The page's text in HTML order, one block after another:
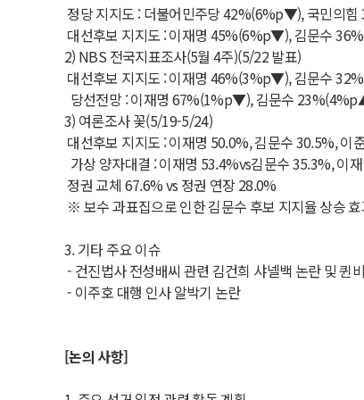
정당 지지도 : 더불어민주당 42%(6%p▼), 국민의
대선후보 지지도 : 이재명 45%(6%p▼), 김문수
2) NBS 전국지표조사(5월 4주)(5/22 발표)
대선후보 지지도 : 이재명 46%(3%p▼), 김문수
당선전망 : 이재명 67%(1%p▼), 김문수
3) 여론조사 꽃(5/19-5/24)
대선후보 지지도 : 이재명 50.0%, 김문수 30.5%, 이
가상 양자대결 : 이재명 53.4%vs김문수 35.3%, 이
정권 교체 67.6% vs 정권 연장 28.0%
※ 보수 과표집으로 인한 김문수 후보 지지율 상승
3. 기타 주요 이슈
- 건진법사 전성배씨 관련 김건희 샤넬백 논란 및 퀸
- 이주호 대행 인사 알박기 논란
[논의 사항]